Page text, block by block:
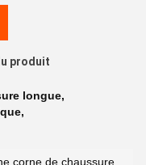
produit
longue,
,
corne de chaussure